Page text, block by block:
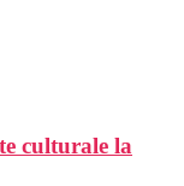
culturale la